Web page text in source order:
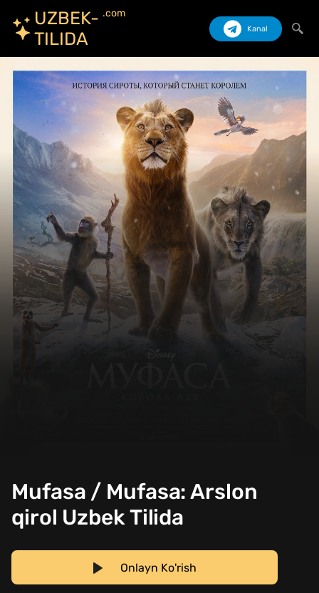
UZBEK-
TILIDA
.com
Kanal
Mufasa / Mufasa: Arslon
qirol Uzbek Tilida
Onlayn Ko'rish